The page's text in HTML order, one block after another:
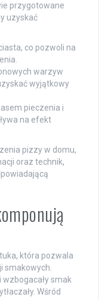
przygotowane
uzyskać
co pozwoli na
warzyw
wyjątkowy
pieczenia i
na efekt
pizzy w domu,
oraz technik,
która pozwala
smakowych.
smak
Wśród